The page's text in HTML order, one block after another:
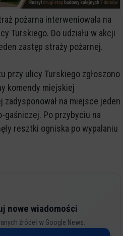
pożarna interweniowała na
Turskiego. Do udziału w akcji
zastęp straży pożarnej.
przy ulicy Turskiego zgłoszono
komendy miejskiej
na miejsce jeden
Po przybyciu na
resztki ogniska po wypalaniu
nowe wiadomości
źródeł w Google News.